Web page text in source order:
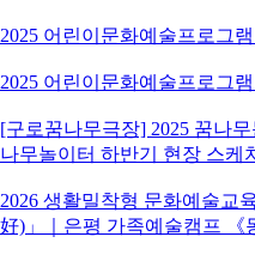
2025 어린이문화예술프로그
2025 어린이문화예술프로그
[구로꿈나무극장] 2025 꿈나
나무놀이터 하반기 현장 스케치
2026 생활밀착형 문화예술교
好)」｜은평 가족예술캠프 《